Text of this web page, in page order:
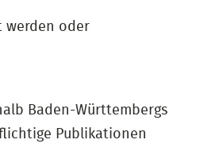
werden oder
Baden-Württembergs
Publikationen